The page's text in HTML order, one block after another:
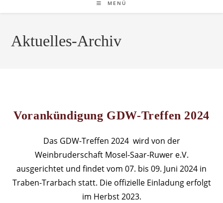
MENÜ
Aktuelles-Archiv
Vorankündigung GDW-Treffen 2024
Das GDW-Treffen 2024 wird von der
Weinbruderschaft Mosel-Saar-Ruwer e.V.
ausgerichtet und findet vom 07. bis 09. Juni 2024 in
Traben-Trarbach statt. Die offizielle Einladung erfolgt
im Herbst 2023.